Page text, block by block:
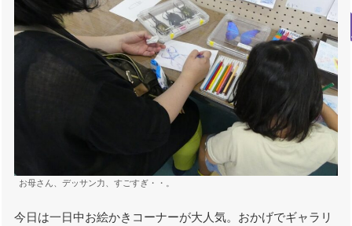
お母さん、デッサン力、すごすぎ・・。
今日は一日中お絵かきコーナーが大人気。おかげでギャラリ